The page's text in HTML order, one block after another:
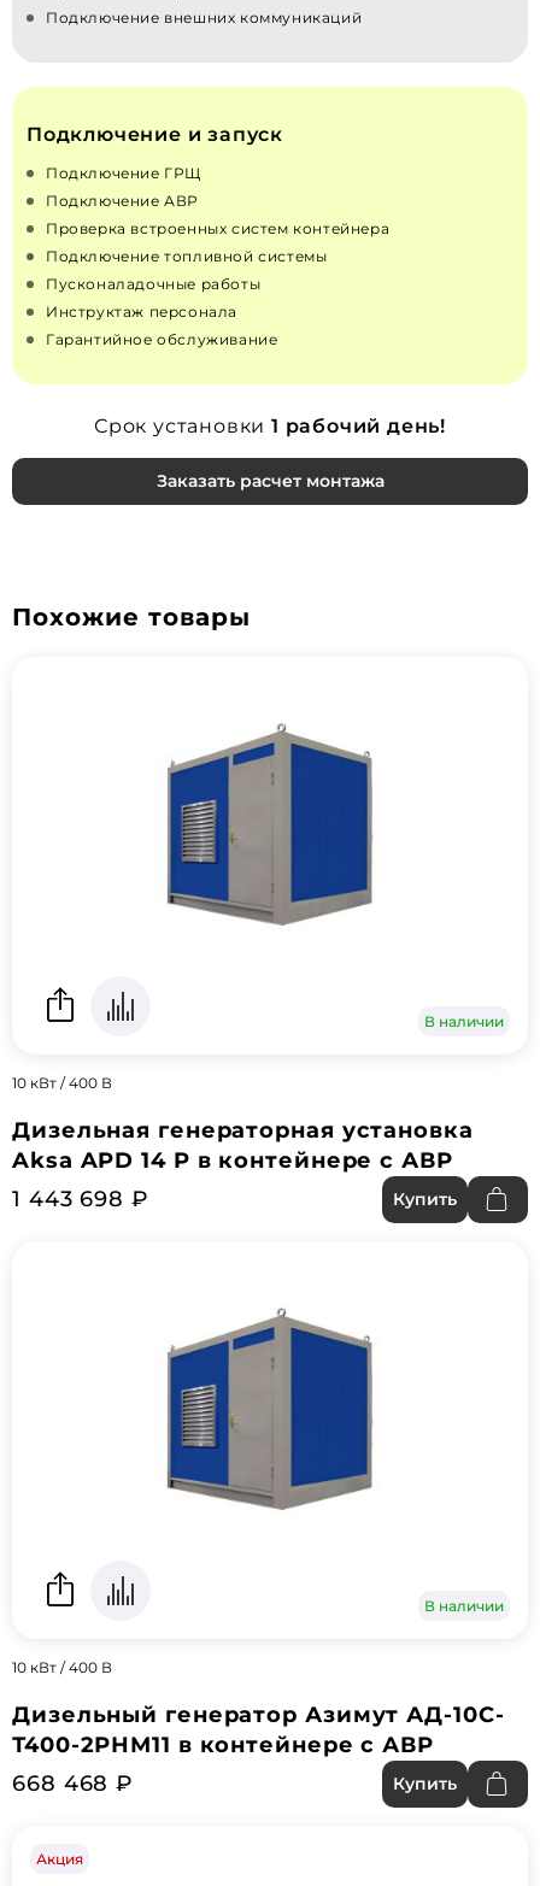
Подключение внешних коммуникаций
Подключение и запуск
Подключение ГРЩ
Подключение АВР
Проверка встроенных систем контейнера
Подключение топливной системы
Пусконаладочные работы
Инструктаж персонала
Гарантийное обслуживание
Срок установки 1 рабочий день!
Заказать расчет монтажа
Похожие товары
В наличии
10 кВт / 400 В
Дизельная генераторная установка
Aksa APD 14 P в контейнере с АВР
1 443 698 ₽
Купить
В наличии
10 кВт / 400 В
Дизельный генератор Азимут АД-10С-
Т400-2РНМ11 в контейнере с АВР
668 468 ₽
Купить
Акция